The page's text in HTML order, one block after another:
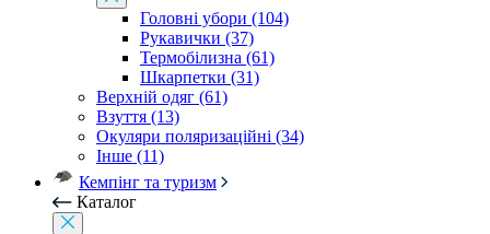
Головні убори (104)
Рукавички (37)
Термобілизна (61)
Шкарпетки (31)
Верхній одяг (61)
Взуття (13)
Окуляри поляризаційні (34)
Інше (11)
Кемпінг та туризм
Каталог